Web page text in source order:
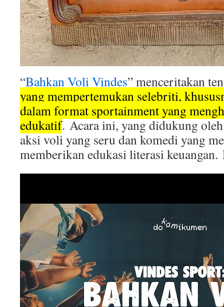
“Bahkan Voli Vindes” menceritakan
yang mempertemukan selebriti,
dalam format sportainment yang
edukatif. Acara ini, yang didukung
aksi voli yang seru dan komedi yang
memberikan edukasi literasi